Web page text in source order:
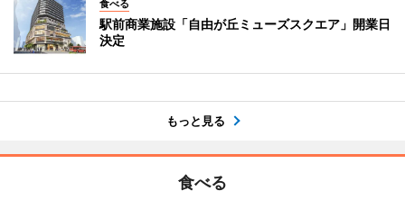
食べる
駅前商業施設「自由が丘ミューズスクエア」開業日
決定
もっと見る
食べる